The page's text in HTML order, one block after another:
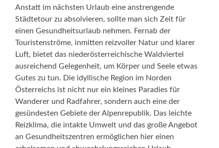
Anstatt im nächsten Urlaub eine anstrengende
Städtetour zu absolvieren, sollte man sich Zeit für
einen Gesundheitsurlaub nehmen. Fernab der
Touristenströme, inmitten reizvoller Natur und klarer
Luft, bietet das niederösterreichische Waldviertel
ausreichend Gelegenheit, um Körper und Seele etwas
Gutes zu tun. Die idyllische Region im Norden
Österreichs ist nicht nur ein kleines Paradies für
Wanderer und Radfahrer, sondern auch eine der
gesündesten Gebiete der Alpenrepublik. Das leichte
Reizklima, die intakte Umwelt und das große Angebot
an Gesundheitszentren ermöglichen hier einen